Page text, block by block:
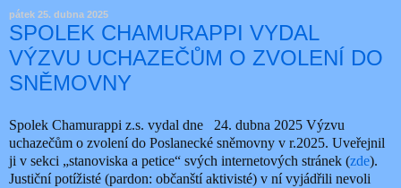
pátek 25. dubna 2025
SPOLEK CHAMURAPPI VYDAL
VÝZVU UCHAZEČŮM O ZVOLENÍ DO
SNĚMOVNY
Spolek Chamurappi z.s. vydal dne 24. dubna 2025 Výzvu
uchazečům o zvolení do Poslanecké sněmovny v r.2025. Uveřejnil
ji v sekci „stanoviska a petice“ svých internetových stránek (zde).
Justiční potížisté (pardon: občanští aktivisté) v ní vyjádřili nevoli